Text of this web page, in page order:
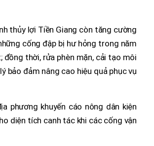
thủy lợi Tiền Giang còn tăng cường
cống đập bị hư hỏng trong năm
thời, rửa phèn mặn, cải tạo môi
bảo đảm nâng cao hiệu quả phục vụ
phương khuyến cáo nông dân kiện
diện tích canh tác khi các cống vận